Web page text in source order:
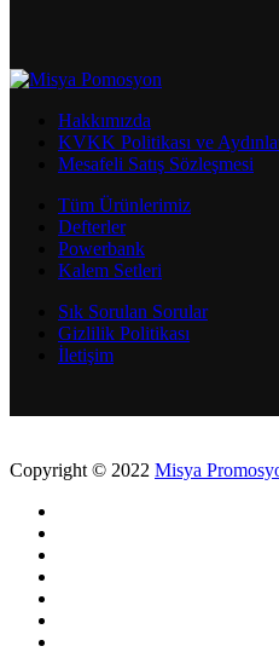
Hakkımızda
KVKK Politikası ve
Mesafeli Satış Sözleşmesi
Tüm Ürünlerimiz
Defterler
Powerbank
Kalem Setleri
Sık Sorulan Sorular
Gizlilik Politikası
İletişim
Copyright © 2022 Misya